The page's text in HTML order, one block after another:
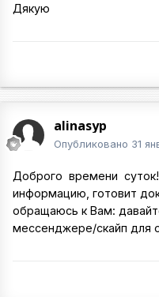
Дякую
alinasyp
Опубликовано 31
Доброго времени
информацию, готовит
обращаюсь к Вам:
мессенджере/скайп для